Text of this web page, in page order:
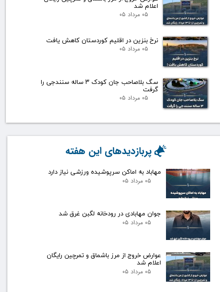
اعلام شد
۰۵ مرداد ۰۵
نرخ بنزین در اقلیم کوردستان کاهش یافت
۰۵ مرداد ۰۵
سگ بلاصاحب جان کودک ۳ ساله سنندجی را
گرفت
۰۵ مرداد ۰۵
مهاباد به اماکن سرپوشیده ورزشی نیاز دارد
۰۵ مرداد ۰۵
جوان مهابادی در رودخانه لگبن غرق شد
۰۵ مرداد ۰۵
عوارض خروج از مرز باشماق و تمرچین رایگان
اعلام شد
۰۵ مرداد ۰۵
پربازدیدهای این هفته